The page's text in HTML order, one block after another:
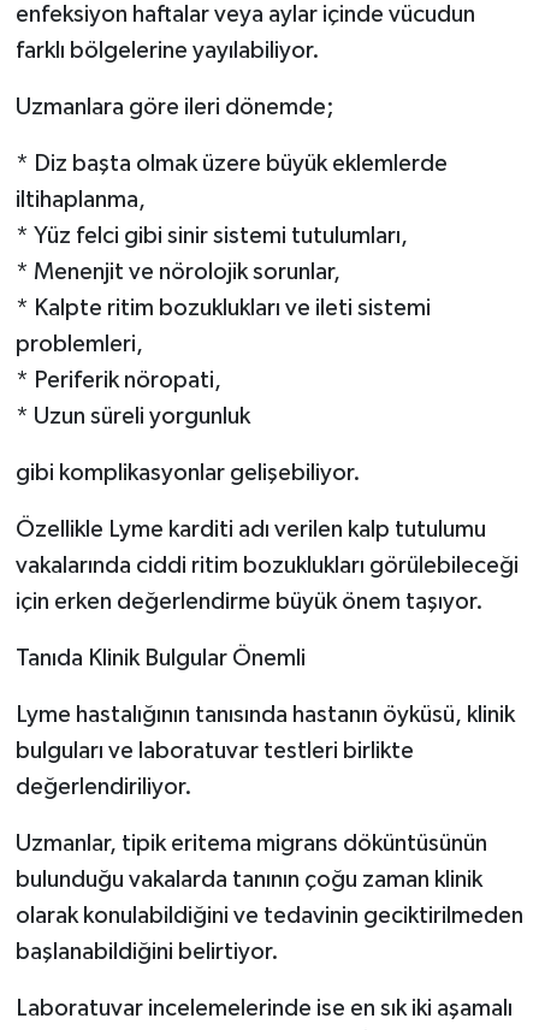
enfeksiyon haftalar veya aylar içinde vücudun
farklı bölgelerine yayılabiliyor.
Uzmanlara göre ileri dönemde;
* Diz başta olmak üzere büyük eklemlerde
iltihaplanma,
* Yüz felci gibi sinir sistemi tutulumları,
* Menenjit ve nörolojik sorunlar,
* Kalpte ritim bozuklukları ve ileti sistemi
problemleri,
* Periferik nöropati,
* Uzun süreli yorgunluk
gibi komplikasyonlar gelişebiliyor.
Özellikle Lyme karditi adı verilen kalp tutulumu
vakalarında ciddi ritim bozuklukları görülebileceği
için erken değerlendirme büyük önem taşıyor.
Tanıda Klinik Bulgular Önemli
Lyme hastalığının tanısında hastanın öyküsü, klinik
bulguları ve laboratuvar testleri birlikte
değerlendiriliyor.
Uzmanlar, tipik eritema migrans döküntüsünün
bulunduğu vakalarda tanının çoğu zaman klinik
olarak konulabildiğini ve tedavinin geciktirilmeden
başlanabildiğini belirtiyor.
Laboratuvar incelemelerinde ise en sık iki aşamalı